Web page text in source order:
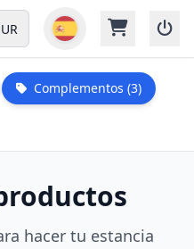
Complementos (3)
hacer tu estancia